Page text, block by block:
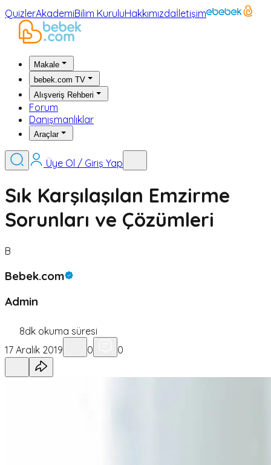
QuizlerAkademiBilim KuruluHakkımızdaİletişim
Makale
bebek.com TV
Alışveriş Rehberi
Forum
Danışmanlıklar
Araçlar
Üye Ol / Giriş Yap
Sık Karşılaşılan Emzirme
Sorunları ve Çözümleri
B
Bebek.com
Admin
8dk okuma süresi
17 Aralık 2019
0 0